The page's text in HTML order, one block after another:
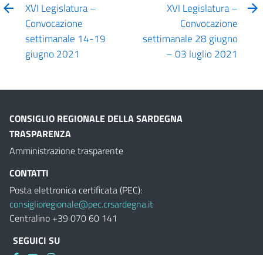
XVI Legislatura –
Convocazione
settimanale 14-19
giugno 2021
XVI Legislatura –
Convocazione
settimanale 28 giugno
– 03 luglio 2021
CONSIGLIO REGIONALE DELLA SARDEGNA
TRASPARENZA
Amministrazione trasparente
CONTATTI
Posta elettronica certificata (PEC):
consiglioregionale@pec.crsardegna.it
Centralino +39 070 60 141
SEGUICI SU